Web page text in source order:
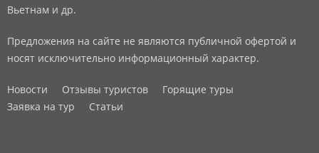
Вьетнам и др.
Предложения на сайте не являются публичной офертой и
носят исключительно информационный характер.
Новости Отзывы туристов
Горящие туры
Заявка на тур
Статьи